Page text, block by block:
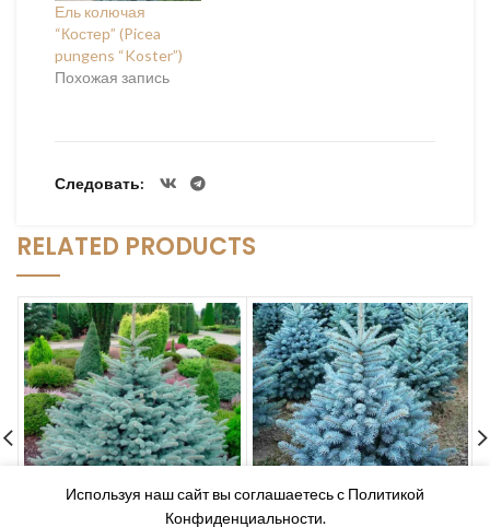
Ель колючая
“Костер” (Picea
pungens “Koster”)
Похожая запись
Следовать
RELATED PRODUCTS
Используя наш сайт вы соглашаетесь с Политикой
Конфиденциальности.